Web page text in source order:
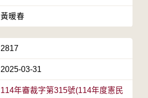
黃暖春
2817
2025-03-31
114年審裁字第315號(114年度憲民